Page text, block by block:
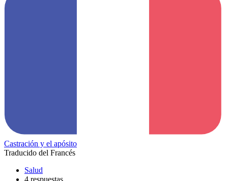
Castración y el apósito
Traducido del Francés
Salud
4 respuestas